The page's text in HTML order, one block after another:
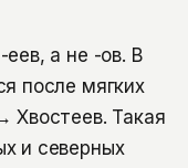
а не -ов. В
после мягких
Хвостеев. Такая
и северных